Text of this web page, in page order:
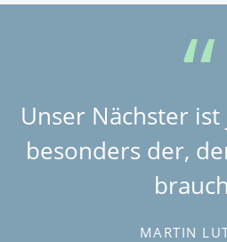
Unser Nächster
besonders der,
MARTIN